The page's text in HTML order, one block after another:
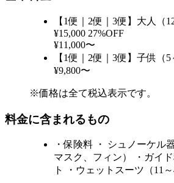
【1便｜2便｜3便】大人（
¥15,000 27%OFF
¥11,000〜
【1便｜2便｜3便】子供（5
¥9,800〜
※価格は全て税込表示です。
料金に含まれるもの
・保険料 ・ シュノーケル
マスク、フィン） ・ガイ
ト ・ウェットスーツ（11